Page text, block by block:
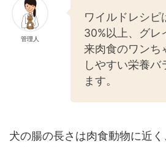
管理人
ワイルドレシピ
30%以上、グレ
来肉食のワンち
しやすい栄養バ
ます。
犬の腸の長さは肉食動物に近